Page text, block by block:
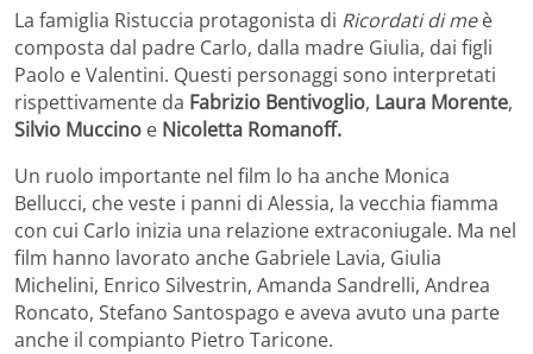
La famiglia Ristuccia protagonista di Ricordati di meè
composta dal padre Carlo, dalla madre Giulia, dai figli
Paolo e Valentini. Questi personaggi sono interpretati
rispettivamente da Fabrizio Bentivoglio, Laura Morente,
Silvio Muccino e Nicoletta Romanoff.
Un ruolo importante nel film lo ha anche Monica
Bellucci, che veste i panni di Alessia, la vecchia fiamma
con cui Carlo inizia una relazione extraconiugale. Ma nel
film hanno lavorato anche Gabriele Lavia, Giulia
Michelini, Enrico Silvestrin, Amanda Sandrelli, Andrea
Roncato, Stefano Santospago e aveva avuto una parte
anche il compianto Pietro Taricone.